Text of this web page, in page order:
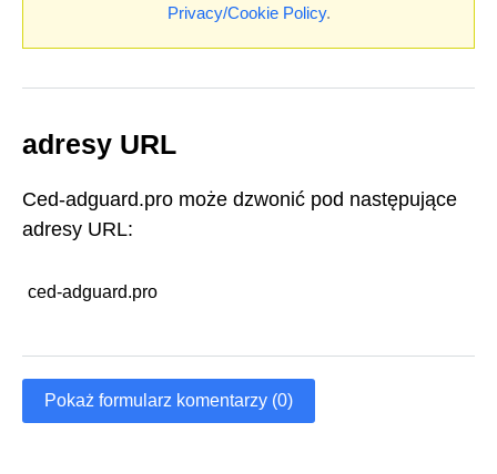
Privacy/Cookie Policy.
adresy URL
Ced-adguard.pro może dzwonić pod następujące
adresy URL:
ced-adguard.pro
Pokaż formularz komentarzy (0)